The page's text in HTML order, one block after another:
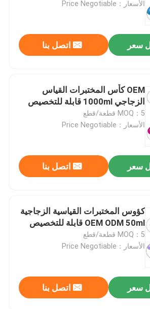
الأسعار：Price Negotiable
سعر اتصل بنا
OEM كأس المختبرات القياس
الزجاجي 1000ml قابلة للتخصيص
MOQ：5 قطعة/قطع
الأسعار：Price Negotiable
سعر اتصل بنا
كؤوس المختبرات القياسية الزجاجية
OEM ODM 50ml قابلة للتخصيص
MOQ：5 قطعة/قطع
الأسعار：Price Negotiable
سعر اتصل بنا